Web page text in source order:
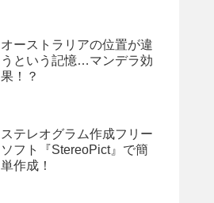
オーストラリアの位置が違
うという記憶…マンデラ効
果！？
ステレオグラム作成フリー
ソフト『StereoPict』で簡
単作成！